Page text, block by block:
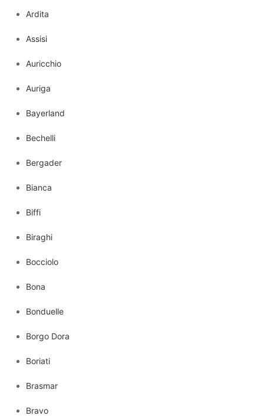
Ardita
Assisi
Auricchio
Auriga
Bayerland
Bechelli
Bergader
Bianca
Biffi
Biraghi
Bocciolo
Bona
Bonduelle
Borgo Dora
Boriati
Brasmar
Bravo